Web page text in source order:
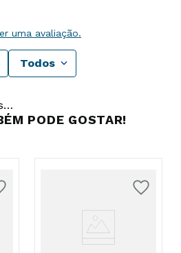
uma avaliação.
Todos
PODE GOSTAR!